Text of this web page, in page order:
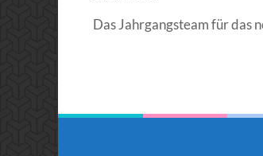
Das Jahrgangsteam für das